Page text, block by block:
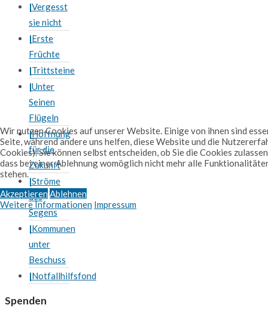
Vergesst
sie nicht
Erste
Früchte
Trittsteine
Unter
Seinen
Flügeln
Hoffnung
für die
Zukunft
Ströme
des
Segens
Kommunen
unter
Beschuss
Notfallhilfsfond
Spenden
Wir nutzen Cookies auf unserer Website. Einige von ihnen sind
Seite, während andere uns helfen, diese Website und die
Cookies). Sie können selbst entscheiden, ob Sie die Cookies
dass bei einer Ablehnung womöglich nicht mehr alle
stehen.
Akzeptieren Ablehnen
Weitere Informationen Impressum